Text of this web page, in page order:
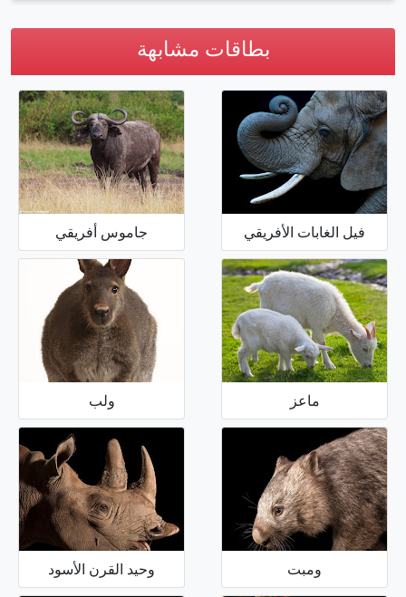
بطاقات مشابهة
فيل الغابات الأفريقي جاموس أفريقي
ماعز ولب
ومبت وحيد القرن الأسود